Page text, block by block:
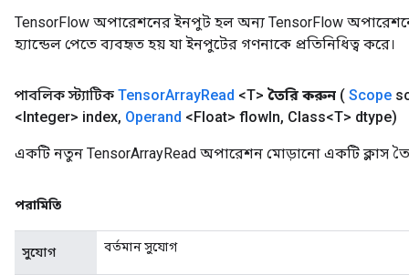
TensorFlow অপারেশনের ইনপুট হল অন্য TensorFlow
হ্যান্ডেল পেতে ব্যবহৃত হয় যা ইনপুটের গণনাকে প্রতিনিধিত্ব করে।
পাবলিক স্ট্যাটিক TensorArrayRead <T> তৈরি করুন ( Scope
<Integer> index, Operand <Float> flowIn, Class<T> dtype)
একটি নতুন TensorArrayRead অপারেশন মোড়ানো একটি ক্লাস
পরামিতি
সুযোগ বর্তমান সুযোগ